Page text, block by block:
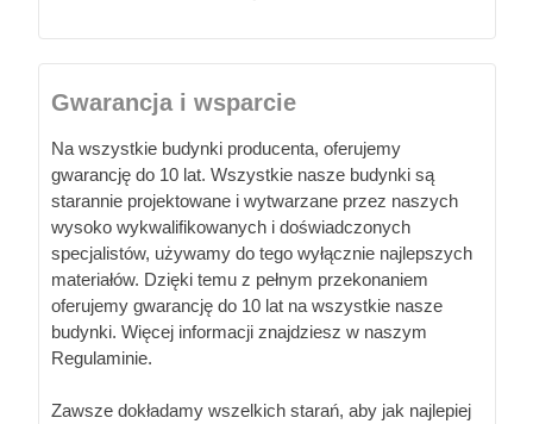
Gwarancja i wsparcie
Na wszystkie budynki producenta, oferujemy
gwarancję do 10 lat. Wszystkie nasze budynki są
starannie projektowane i wytwarzane przez naszych
wysoko wykwalifikowanych i doświadczonych
specjalistów, używamy do tego wyłącznie najlepszych
materiałów. Dzięki temu z pełnym przekonaniem
oferujemy gwarancję do 10 lat na wszystkie nasze
budynki. Więcej informacji znajdziesz w naszym
Regulaminie.
Zawsze dokładamy wszelkich starań, aby jak najlepiej